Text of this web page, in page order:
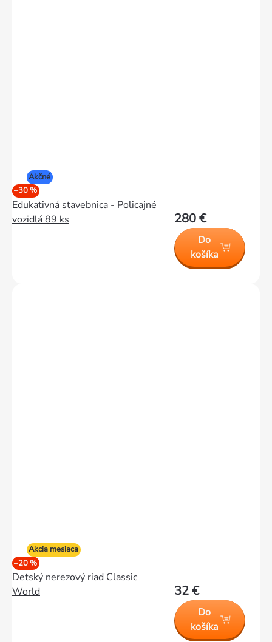
Akčné
–30 %
Edukativná stavebnica - Policajné
vozidlá 89 ks
280 €
Do
košíka
Akcia mesiaca
–20 %
Detský nerezový riad Classic
World
32 €
Do
košíka